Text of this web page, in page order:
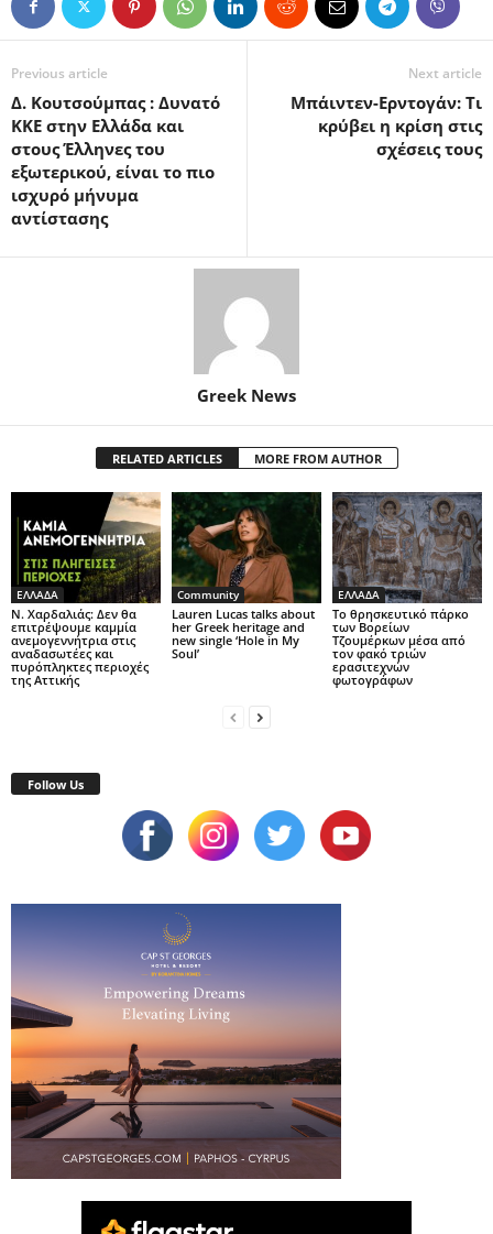
Previous article
Δ. Κουτσούμπας : Δυνατό
ΚΚΕ στην Ελλάδα και
στους Έλληνες του
εξωτερικού, είναι το πιο
ισχυρό μήνυμα
αντίστασης
Next article
Μπάιντεν-Ερντογάν: Τι
κρύβει η κρίση στις
σχέσεις τους
Greek News
RELATED ARTICLES MORE FROM AUTHOR
ΕΛΛΑΔΑ
Ν. Χαρδαλιάς: Δεν θα
επιτρέψουμε καμμία
ανεμογεννήτρια στις
αναδασωτέες και
πυρόπληκτες περιοχές
της Αττικής
Community
Lauren Lucas talks about
her Greek heritage and
new single ‘Hole in My
Soul’
ΕΛΛΑΔΑ
Το θρησκευτικό πάρκο
των Βορείων
Τζουμέρκων μέσα από
τον φακό τριών
ερασιτεχνών
φωτογράφων
Follow Us